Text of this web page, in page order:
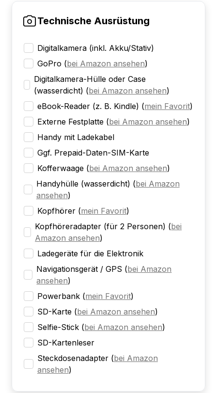
Technische Ausrüstung
Digitalkamera (inkl. Akku/Stativ)
GoPro (bei Amazon ansehen)
Digitalkamera-Hülle oder Case
(wasserdicht) (bei Amazon ansehen)
eBook-Reader (z. B. Kindle) (mein Favorit)
Externe Festplatte (bei Amazon ansehen)
Handy mit Ladekabel
Ggf. Prepaid-Daten-SIM-Karte
Kofferwaage (bei Amazon ansehen)
Handyhülle (wasserdicht) (bei Amazon
ansehen)
Kopfhörer (mein Favorit)
Kopfhöreradapter (für 2 Personen) (bei
Amazon ansehen)
Ladegeräte für die Elektronik
Navigationsgerät / GPS (bei Amazon
ansehen)
Powerbank (mein Favorit)
SD-Karte (bei Amazon ansehen)
Selfie-Stick (bei Amazon ansehen)
SD-Kartenleser
Steckdosenadapter (bei Amazon
ansehen)